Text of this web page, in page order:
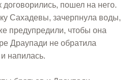
пошел на него.
Сахадевы, зачерпнула воды,
предупредили, чтобы она
Драупади не обратила
напилась.